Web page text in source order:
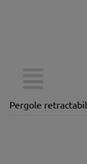
Pergole